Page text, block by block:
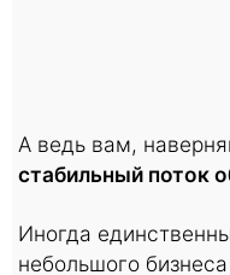
А ведь вам,
стабильный поток
Иногда
небольшого